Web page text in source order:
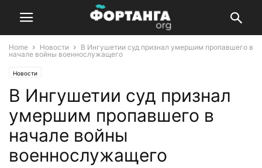
Home Новости
В Ингушетии суд признал умершим пропавшего в
начале войны военнослужащего
Новости
В Ингушетии суд признал
умершим пропавшего в
начале войны
военнослужащего